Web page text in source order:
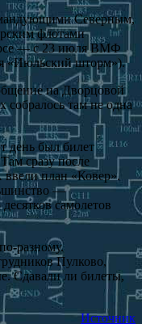
Северным,
флотами
— с 23 июля ВМФ
«Июльский шторм»).
на Дворцовой
там не одна
день был билет
сразу после
план «Ковер».
—
самолетов
разному.
Пулково,
Сдавали ли билеты,
Источник